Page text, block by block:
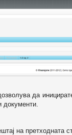
да
документи.
на претходната